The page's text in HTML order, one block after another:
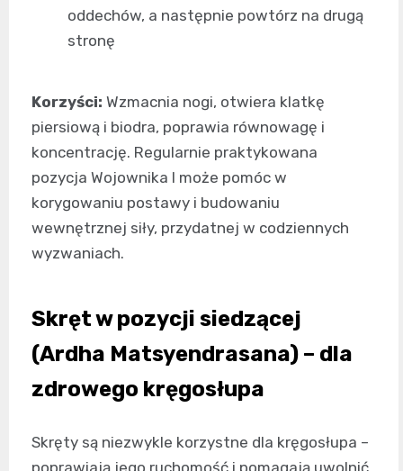
oddechów, a następnie powtórz na drugą
stronę
Korzyści: Wzmacnia nogi, otwiera klatkę
piersiową i biodra, poprawia równowagę i
koncentrację. Regularnie praktykowana
pozycja Wojownika I może pomóc w
korygowaniu postawy i budowaniu
wewnętrznej siły, przydatnej w codziennych
wyzwaniach.
Skręt w pozycji siedzącej
(Ardha Matsyendrasana) – dla
zdrowego kręgosłupa
Skręty są niezwykle korzystne dla kręgosłupa –
poprawiają jego ruchomość i pomagają uwolnić